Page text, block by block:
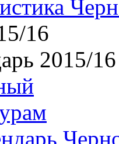
16
2015/16